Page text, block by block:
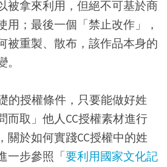
被拿來利用，但絕不可基於商
用；最後一個「禁止改作」，
被重製、散布，該作品本身的
的授權條件，只要能做好姓
而取」他人CC授權素材進行
關於如何實踐CC授權中的姓
一步參照「要利用國家文化記